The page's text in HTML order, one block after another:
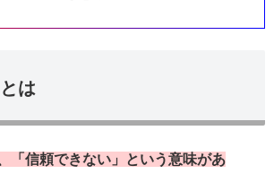
は
「信頼できない」という意味があ